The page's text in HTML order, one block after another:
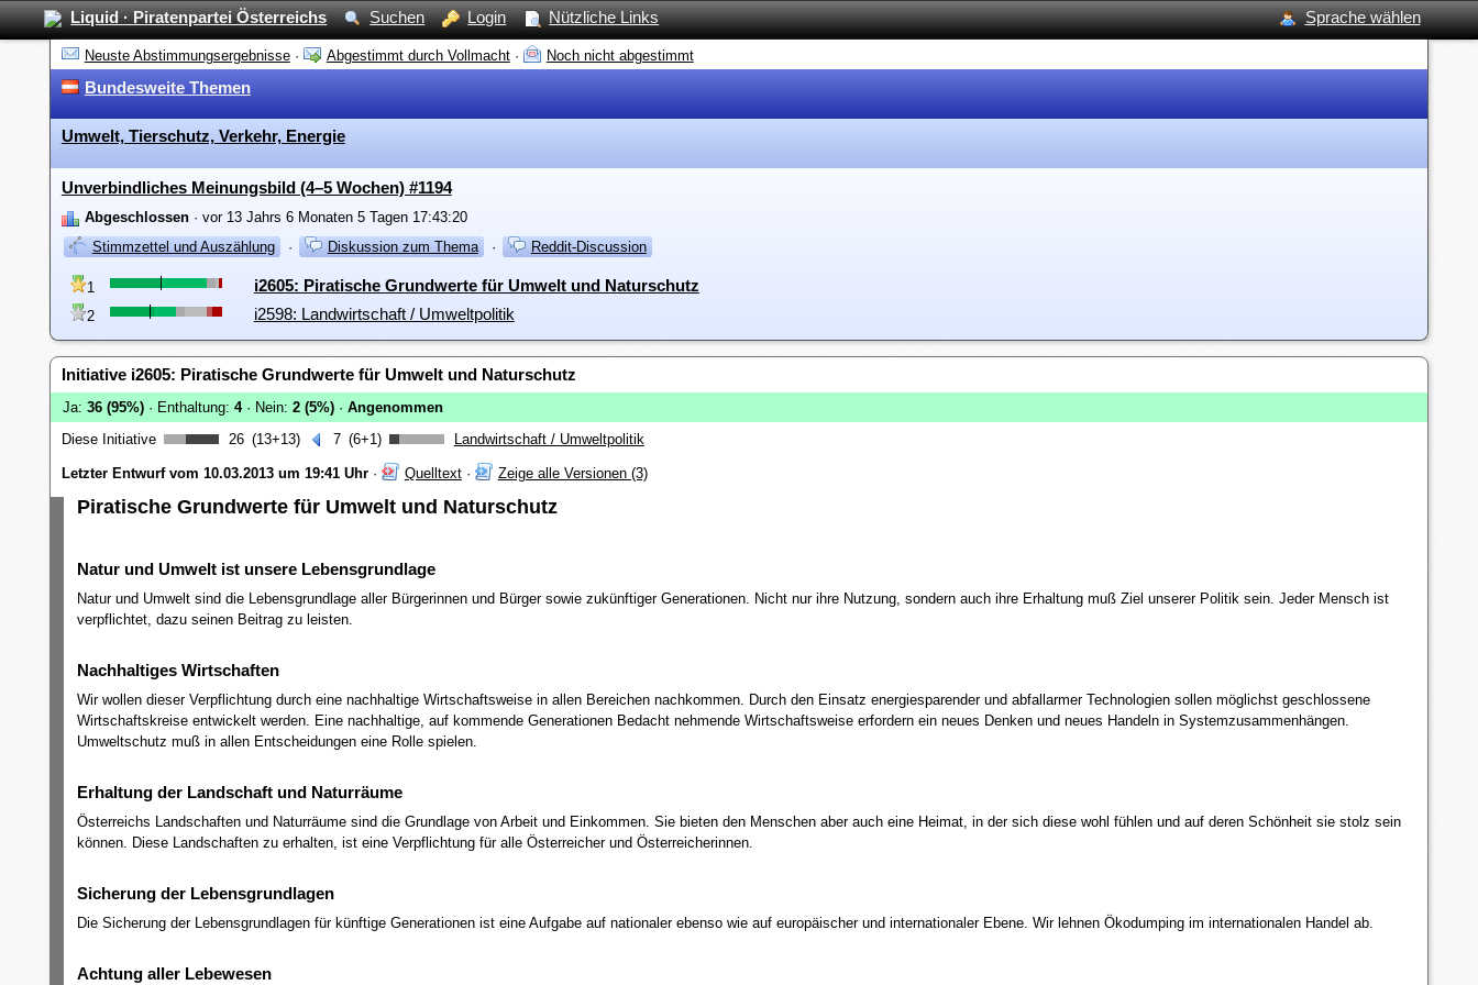
Liquid · Piratenpartei Österreichs Suchen Login Nützliche Links Sprache wählen
Neuste Abstimmungsergebnisse· Abgestimmt durch Vollmacht· Noch nicht abgestimmt
Bundesweite Themen
Umwelt, Tierschutz, Verkehr, Energie
Unverbindliches Meinungsbild (4–5 Wochen) #1194
Abgeschlossen· vor 13 Jahrs 6 Monaten 5 Tagen 17:43:20
Stimmzettel und Auszählung
· Diskussion zum Thema · Reddit-Discussion
1 i2605: Piratische Grundwerte für Umwelt und Naturschutz
2 i2598: Landwirtschaft / Umweltpolitik
Initiative i2605: Piratische Grundwerte für Umwelt und Naturschutz
Ja: 36 (95%)· Enthaltung: 4· Nein: 2 (5%)· Angenommen
Diese Initiative
26 (13+13) 7 (6+1) Landwirtschaft / Umweltpolitik
Letzter Entwurf vom 10.03.2013 um 19:41 Uhr· Quelltext· Zeige alle Versionen (3)
Piratische Grundwerte für Umwelt und Naturschutz
Natur und Umwelt ist unsere Lebensgrundlage
Natur und Umwelt sind die Lebensgrundlage aller Bürgerinnen und Bürger sowie zukünftiger Generationen. Nicht nur ihre Nutzung, sondern auch ihre Erhaltung muß Ziel unserer Politik sein. Jeder Mensch ist
verpflichtet, dazu seinen Beitrag zu leisten.
Nachhaltiges Wirtschaften
Wir wollen dieser Verpflichtung durch eine nachhaltige Wirtschaftsweise in allen Bereichen nachkommen. Durch den Einsatz energiesparender und abfallarmer Technologien sollen möglichst geschlossene
Wirtschaftskreise entwickelt werden. Eine nachhaltige, auf kommende Generationen Bedacht nehmende Wirtschaftsweise erfordern ein neues Denken und neues Handeln in Systemzusammenhängen.
Umweltschutz muß in allen Entscheidungen eine Rolle spielen.
Erhaltung der Landschaft und Naturräume
Österreichs Landschaften und Naturräume sind die Grundlage von Arbeit und Einkommen. Sie bieten den Menschen aber auch eine Heimat, in der sich diese wohl fühlen und auf deren Schönheit sie stolz sein
können. Diese Landschaften zu erhalten, ist eine Verpflichtung für alle Österreicher und Österreicherinnen.
Sicherung der Lebensgrundlagen
Die Sicherung der Lebensgrundlagen für künftige Generationen ist eine Aufgabe auf nationaler ebenso wie auf europäischer und internationaler Ebene. Wir lehnen Ökodumping im internationalen Handel ab.
Achtung aller Lebewesen